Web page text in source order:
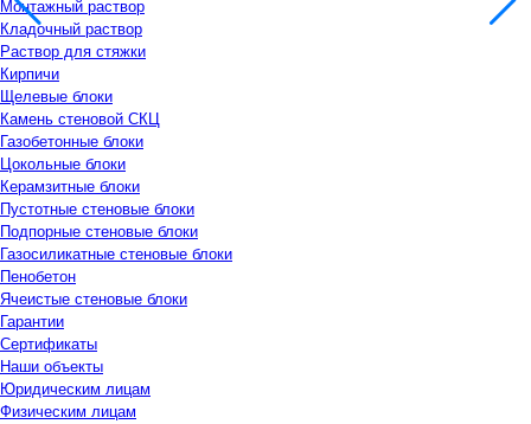
Монтажный раствор
Кладочный раствор
Раствор для стяжки
Кирпичи
Щелевые блоки
Камень стеновой СКЦ
Газобетонные блоки
Цокольные блоки
Керамзитные блоки
Пустотные стеновые блоки
Подпорные стеновые блоки
Газосиликатные стеновые блоки
Пенобетон
Ячеистые стеновые блоки
Гарантии
Сертификаты
Наши объекты
Юридическим лицам
Физическим лицам